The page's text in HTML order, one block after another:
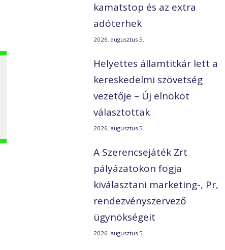
kamatstop és az extra
adóterhek
2026. augusztus 5.
Helyettes államtitkár lett a
kereskedelmi szövetség
vezetője – Új elnököt
választottak
2026. augusztus 5.
A Szerencsejáték Zrt
pályázatokon fogja
kiválasztani marketing-, Pr,
rendezvényszervező
ügynökségeit
2026. augusztus 5.